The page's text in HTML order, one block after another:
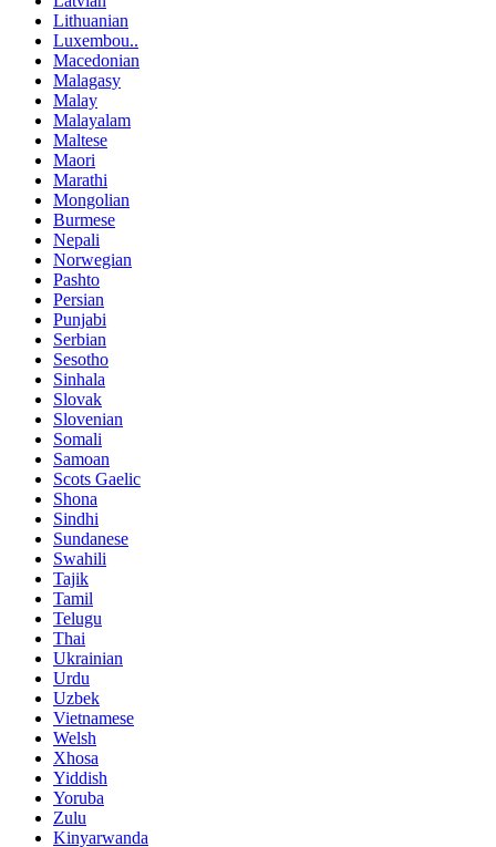
Lithuanian
Luxembou..
Macedonian
Malagasy
Malay
Malayalam
Maltese
Maori
Marathi
Mongolian
Burmese
Nepali
Norwegian
Pashto
Persian
Punjabi
Serbian
Sesotho
Sinhala
Slovak
Slovenian
Somali
Samoan
Scots Gaelic
Shona
Sindhi
Sundanese
Swahili
Tajik
Tamil
Telugu
Thai
Ukrainian
Urdu
Uzbek
Vietnamese
Welsh
Xhosa
Yiddish
Yoruba
Zulu
Kinyarwanda